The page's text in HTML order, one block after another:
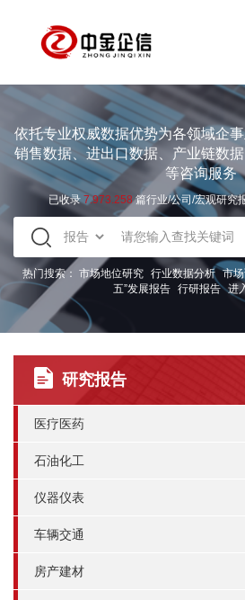
依托专业权威数据优势为各领域企
销售数据、进出口数据、产业链数
等咨询服务
已收录7.973.258篇行业/公司/宏观研究
热门搜索： 市场地位研究 行业数据分析 市
五”发展报告 行研报告 进
研究报告
医疗医药
石油化工
仪器仪表
车辆交通
房产建材